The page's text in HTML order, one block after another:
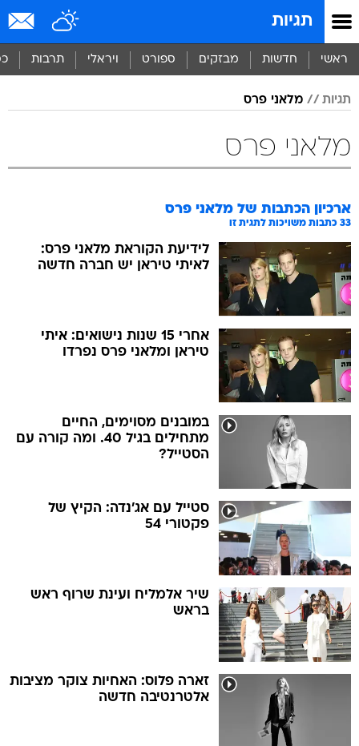
תגיות
ראשי חדשות מבזקים ספורט ויראלי תרבות
תגיות מלאני פרס
מלאני פרס
ארכיון הכתבות של מלאני פרס
33 כתבות משויכות לתגית זו
לידיעת הקוראת מלאני פרס:
לאיתי טיראן יש חברה חדשה
אחרי 15 שנות נישואים: איתי
טיראן ומלאני פרס נפרדו
במובנים מסוימים, החיים
מתחילים בגיל 40. ומה קורה עם
הסטייל?
סטייל עם אג'נדה: הקיץ של
פקטורי 54
שיר אלמליח ועינת שרוף ראש
בראש
זארה פלוס: האחיות צוקר מציבות
אלטרנטיבה חדשה